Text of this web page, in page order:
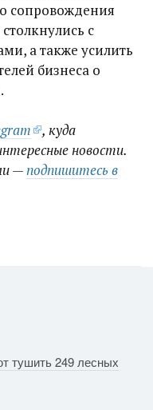
сопровождения
с
а также усилить
бизнеса о
, куда
новости.
—подпишитесь в
тушить 249 лесных